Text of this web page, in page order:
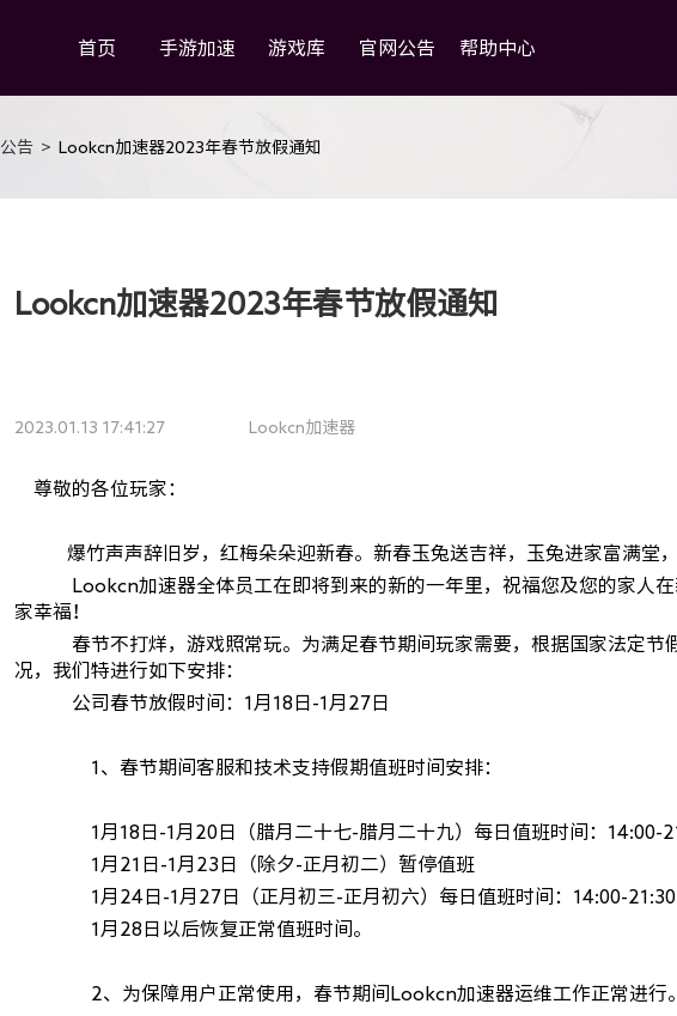
首页 手游加速 游戏库 官网公告 帮助中心
公告 > Lookcn加速器2023年春节放假通知
Lookcn加速器2023年春节放假通知
2023.01.13 17:41:27 Lookcn加速器
尊敬的各位玩家：
爆竹声声辞旧岁，红梅朵朵迎新春。新春玉兔送吉祥，玉兔进家富满堂，
Lookcn加速器全体员工在即将到来的新的一年里，祝福您及您的家人在
家幸福！
春节不打烊，游戏照常玩。为满足春节期间玩家需要，根据国家法定节
况，我们特进行如下安排：
公司春节放假时间：1月18日-1月27日
1、春节期间客服和技术支持假期值班时间安排：
1月18日-1月20日（腊月二十七-腊月二十九）每日值班时间：14:00-
1月21日-1月23日（除夕-正月初二）暂停值班
1月24日-1月27日（正月初三-正月初六）每日值班时间：14:00-21:30
1月28日以后恢复正常值班时间。
2、为保障用户正常使用，春节期间Lookcn加速器运维工作正常进行。